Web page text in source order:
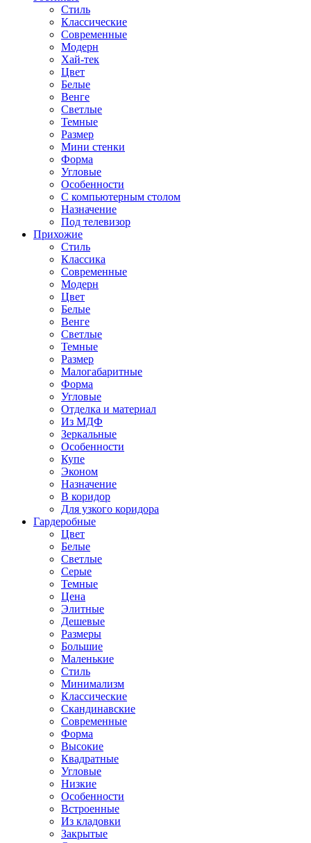
Стиль
Классические
Современные
Модерн
Хай-тек
Цвет
Белые
Венге
Светлые
Темные
Размер
Мини стенки
Форма
Угловые
Особенности
С компьютерным столом
Назначение
Под телевизор
Прихожие
Стиль
Классика
Современные
Модерн
Цвет
Белые
Венге
Светлые
Темные
Размер
Малогабаритные
Форма
Угловые
Отделка и материал
Из МДФ
Зеркальные
Особенности
Купе
Эконом
Назначение
В коридор
Для узкого коридора
Гардеробные
Цвет
Белые
Светлые
Серые
Темные
Цена
Элитные
Дешевые
Размеры
Большие
Маленькие
Стиль
Минимализм
Классические
Скандинавские
Современные
Форма
Высокие
Квадратные
Угловые
Низкие
Особенности
Встроенные
Из кладовки
Закрытые